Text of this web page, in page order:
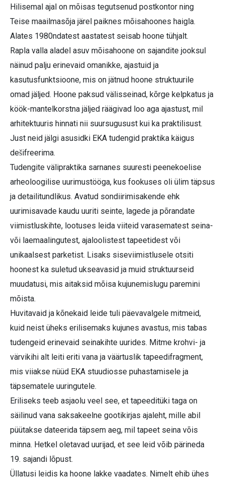
Hilisemal ajal on mõisas tegutsenud postkontor ning
Teise maailmasõja järel paiknes mõisahoones haigla.
Alates 1980ndatest aastatest seisab hoone tühjalt.
Rapla valla aladel asuv mõisahoone on sajandite jooksul
näinud palju erinevaid omanikke, ajastuid ja
kasutusfunktsioone, mis on jätnud hoone struktuurile
omad jäljed. Hoone paksud välisseinad, kõrge kelpkatus ja
köök-mantelkorstna jäljed räägivad loo aga ajastust, mil
arhitektuuris hinnati nii suursugusust kui ka praktilisust.
Just neid jälgi asusidki EKA tudengid praktika käigus
dešifreerima.
Tudengite välipraktika sarnanes suuresti peenekoelise
arheoloogilise uurimustööga, kus fookuses oli ülim täpsus
ja detailitundlikus. Avatud sondiirimisakende ehk
uurimisavade kaudu uuriti seinte, lagede ja põrandate
viimistluskihte, lootuses leida viiteid varasematest seina-
või laemaalingutest, ajaloolistest tapeetidest või
unikaalsest parketist. Lisaks siseviimistlusele otsiti
hoonest ka suletud ukseavasid ja muid struktuurseid
muudatusi, mis aitaksid mõisa kujunemislugu paremini
mõista.
Huvitavaid ja kõnekaid leide tuli päevavalgele mitmeid,
kuid neist üheks erilisemaks kujunes avastus, mis tabas
tudengeid erinevaid seinakihte uurides. Mitme krohvi- ja
värvikihi alt leiti eriti vana ja väärtuslik tapeedifragment,
mis viiakse nüüd EKA stuudiosse puhastamisele ja
täpsematele uuringutele.
Eriliseks teeb asjaolu veel see, et tapeeditüki taga on
säilinud vana saksakeelne gootikirjas ajaleht, mille abil
püütakse dateerida täpsem aeg, mil tapeet seina võis
minna. Hetkel oletavad uurijad, et see leid võib pärineda
19. sajandi lõpust.
Üllatusi leidis ka hoone lakke vaadates. Nimelt ehib ühes